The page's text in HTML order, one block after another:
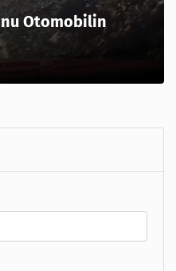
Otomobilin